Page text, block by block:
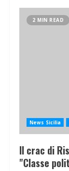
2 MIN READ
News Sicilia
Il crac di
"Classe